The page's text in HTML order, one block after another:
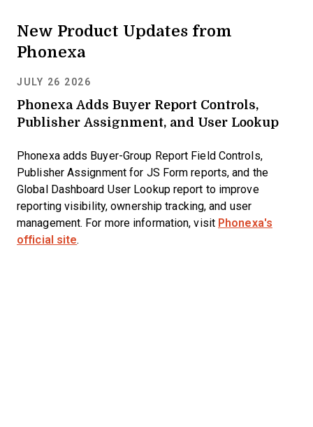
New Product Updates from
Phonexa
JULY 26 2026
Phonexa Adds Buyer Report Controls,
Publisher Assignment, and User Lookup
Phonexa adds Buyer-Group Report Field Controls,
Publisher Assignment for JS Form reports, and the
Global Dashboard User Lookup report to improve
reporting visibility, ownership tracking, and user
management. For more information, visit Phonexa's
official site.